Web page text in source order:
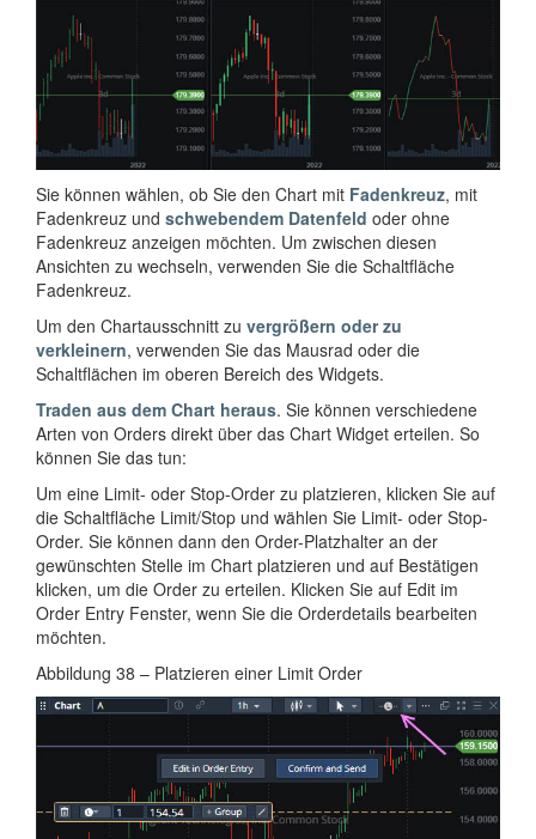
Sie können wählen, ob Sie den Chart mit Fadenkreuz, mit
Fadenkreuz und schwebendem Datenfeld oder ohne
Fadenkreuz anzeigen möchten. Um zwischen diesen
Ansichten zu wechseln, verwenden Sie die Schaltfläche
Fadenkreuz.
Um den Chartausschnitt zu vergrößern oder zu
verkleinern, verwenden Sie das Mausrad oder die
Schaltflächen im oberen Bereich des Widgets.
Traden aus dem Chart heraus. Sie können verschiedene
Arten von Orders direkt über das Chart Widget erteilen. So
können Sie das tun:
Um eine Limit- oder Stop-Order zu platzieren, klicken Sie auf
die Schaltfläche Limit/Stop und wählen Sie Limit- oder Stop-
Order. Sie können dann den Order-Platzhalter an der
gewünschten Stelle im Chart platzieren und auf Bestätigen
klicken, um die Order zu erteilen. Klicken Sie auf Edit im
Order Entry Fenster, wenn Sie die Orderdetails bearbeiten
möchten.
Abbildung 38 – Platzieren einer Limit Order